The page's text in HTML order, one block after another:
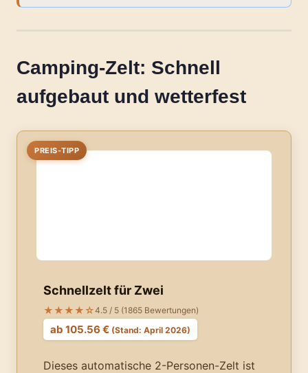
Camping-Zelt: Schnell
aufgebaut und wetterfest
PREIS-TIPP
Schnellzelt für Zwei
★★★★☆4.5 / 5 (1865 Bewertungen)
ab 105.56 € (Stand: April 2026)
Dieses automatische 2-Personen-Zelt ist